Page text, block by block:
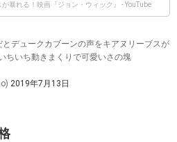
暴れる！映画『ジョン・ウィック』 - YouTube
とデュークカブーンの声をキアヌリーブスが
ちいち動きまくりで可愛いさの塊
2019年7月13日